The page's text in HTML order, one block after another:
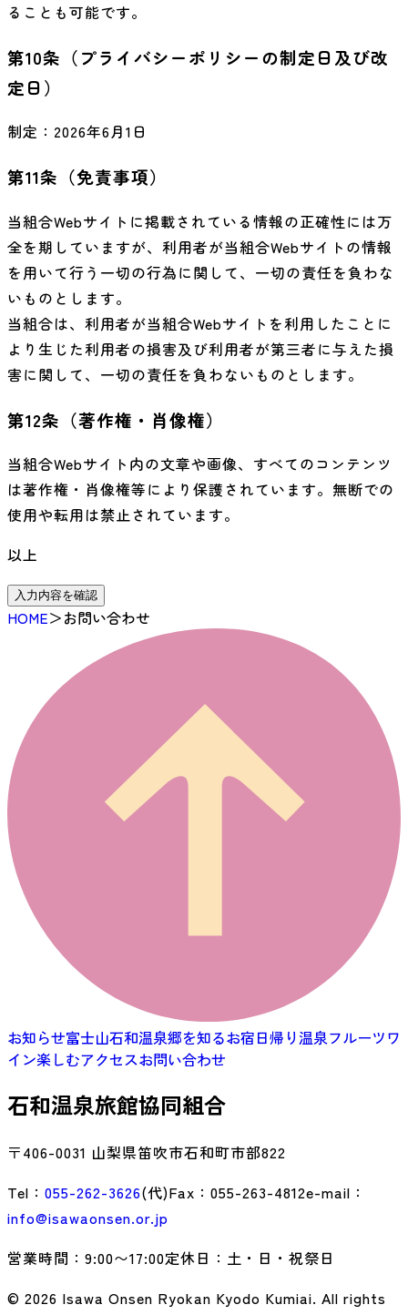
ることも可能です。
第10条（プライバシーポリシーの制定日及び改
定日）
制定：2026年6月1日
第11条（免責事項）
当組合Webサイトに掲載されている情報の正確性には万
全を期していますが、利用者が当組合Webサイトの情報
を用いて行う一切の行為に関して、一切の責任を負わな
いものとします。
当組合は、利用者が当組合Webサイトを利用したことに
より生じた利用者の損害及び利用者が第三者に与えた損
害に関して、一切の責任を負わないものとします。
第12条（著作権・肖像権）
当組合Webサイト内の文章や画像、すべてのコンテンツ
は著作権・肖像権等により保護されています。無断での
使用や転用は禁止されています。
以上
入力内容を確認
HOME＞お問い合わせ
お知らせ富士山石和温泉郷を知るお宿日帰り温泉フルーツワ
イン楽しむアクセスお問い合わせ
石和温泉旅館協同組合
〒406-0031 山梨県笛吹市石和町市部822
Tel： 055-262-3626(代)Fax： 055-263-4812e-mail：
info@isawaonsen.or.jp
営業時間： 9:00〜17:00定休日： 土・日・祝祭日
© 2026 Isawa Onsen Ryokan Kyodo Kumiai. All rights